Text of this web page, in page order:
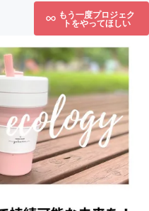
もう一度プロジェク
トをやってほしい